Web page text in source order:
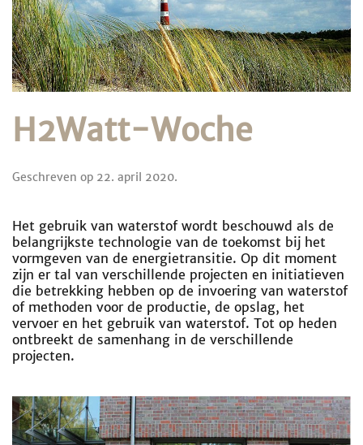
H2Watt-Woche
Geschreven op 22. april 2020.
Het gebruik van waterstof wordt beschouwd als de
belangrijkste technologie van de toekomst bij het
vormgeven van de energietransitie. Op dit moment
zijn er tal van verschillende projecten en initiatieven
die betrekking hebben op de invoering van waterstof
of methoden voor de productie, de opslag, het
vervoer en het gebruik van waterstof. Tot op heden
ontbreekt de samenhang in de verschillende
projecten.